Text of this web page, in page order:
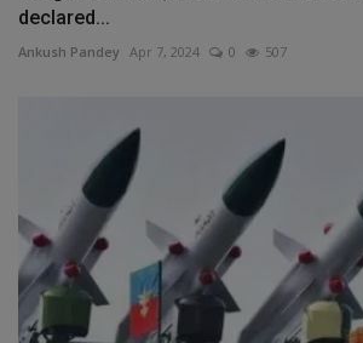
declared...
Ankush Pandey Apr 7, 2024 0 507